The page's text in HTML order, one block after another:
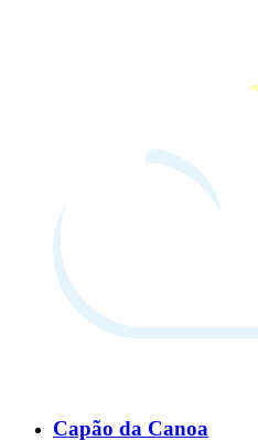
Capão da Canoa